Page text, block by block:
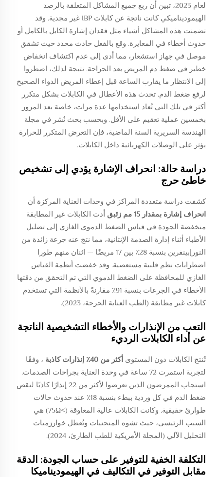
لعام 2023، تبين أن ربع جميع المشاكل المتعلقة بالرصد
الهيموديناميكي كانت ناتجة عن كابلات IBP غير مجدية. وقد
تضمنت هذه المشاكل أشياء مثل فقدان إشارة الكابل بالكامل أو
حدوث أخطاء في المعايرة. وقع بالفعل حادث محدد حيث تشقق
موصل في جهاز استشعار، مما أدى إلى عدم اكتشاف انخفاض
خطير في ضغط دم المريض بعد الجراحة. نتيجة لذلك، اضطروا
إلى الانتظار ما يقارب الساعة قبل إعطاء المريض الدواء الصحيح
لرفع ضغط الدم. تحدث هذه الأعطال في الكابلات بشكل متكرر
أكثر في تلك التي تُعاد استخدامها عدة مرات، خاصة بعد المرور
بخمسين عملية تعقيم على الأقل. وبحسب بحث نُشر في مجلة
الهندسة السريرية السنة الماضية، فإن التعرض المتكرر للحرارة
يؤثر على الوصلات الكهربائية داخل الكابلات.
دراسة حالة: انحراف الإشارة يؤدي إلى تشخيص
خاطئ حرج
كشفت دراسة متعددة المراكز في وحدات العناية المركزة أن
انحراف إشارة بمقدار 15 مم زئبق
أدت الكابلات غير المطابقة
منخفضة الجودة في قياس الضغط الدموي الغازي إلى تضليل
الأطباء أثناء إدارة الصدمة الإنتانية، مما نتج عنه جرعة زائدة من
النورإبينفرين بنسبة 28٪ بين 17 مريضًا — اثنان منهم طورا
اضطرابات نظم قلبية مستعصية. وقد خفضت أنظمة القياس
الغازي للمحافظة على الضغط الدموي التي تم التحقق من دقتها
الأخطاء في الجرعات بنسبة 91٪ مقارنةً بالأنظمة التي تستخدم
كابلات غير مطابقة (الطب العناية الحرجة، 2023).
التعب من الإنذارات والأخطاء التشخيصية الناتجة
عن أداء الكابلات الرديء
تُنتج الكابلات دون المستوى أكثر من 40٪ إنذارات كاذبة
، وفقًا
لتجربة استمرت 72 ساعة في وحدة العناية بجراحات الصدمات.
استجاب الممرضون الذين تعرضوا لأكثر من 22 إنذارًا كاذبًا لنقص
ضغط الدم في كل وردية ببطء بنسبة 18٪ عند حدوث حالات
طوارئ حقيقية. وكانت الكابلات عالية المعاوقة (>75Ω) هي
السبب الرئيسي، حيث تشوه المنحنيات وتُعطل خوارزميات
التحليل الآلي (المجلة الأمريكية للطب الطارئ، 2024).
التكلفة الخفية للتوفير على حساب الجودة: الدقة
مقابل التوفير في التكاليف في الهيموديناميكا